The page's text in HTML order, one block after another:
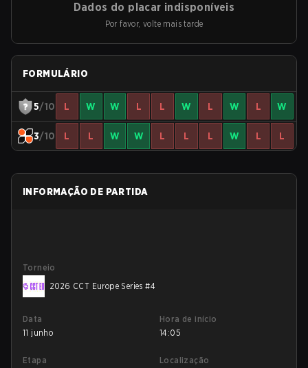
Dados do placar indisponíveis
Por favor, volte mais tarde
FORMULÁRIO
5/10 L W W L L W L W L W
3/10 L L W W L L L W L L
INFORMAÇÃO DE PARTIDA
Torneio
2026 CCT Europe Series #4
Data
11 junho
Hora de início
14:05
Etapa
Localização